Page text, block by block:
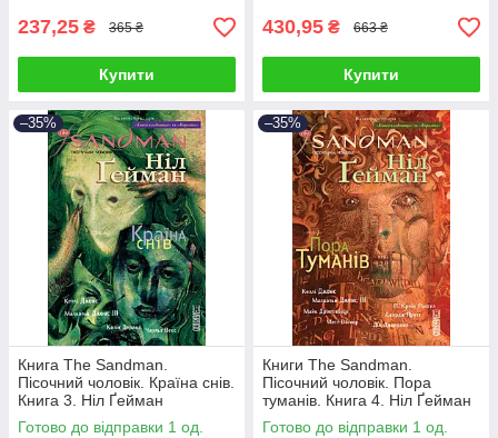
237,25 ₴ 365 ₴
Купити
430,95 ₴ 663 ₴
Купити
–35%
Книга The Sandman.
Пісочний чоловік. Країна снів.
Книга 3. Ніл Ґейман
Готово до відправки 1 од.
–35%
Книги The Sandman.
Пісочний чоловік. Пора
туманів. Книга 4. Ніл Ґейман
Готово до відправки 1 од.